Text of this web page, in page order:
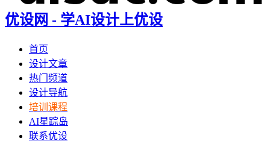
优设网 - 学AI设计上优设
首页
设计文章
热门频道
设计导航
培训课程
AI星踪岛
联系优设